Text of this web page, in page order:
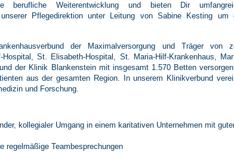
Weiterentwicklung und bieten Dir
Pflegedirektion unter Leitung von Sabine Kesting um
der Maximalversorgung und Träger von
St. Elisabeth-Hospital, St. Maria-Hilf-Krankenhaus,
der Klinik Blankenstein mit insgesamt 1.570 Betten
aus der gesamten Region. In unserem Klinikverbund
und Forschung.
kollegialer Umgang in einem karitativen Unternehmen mit
regelmäßige Teambesprechungen